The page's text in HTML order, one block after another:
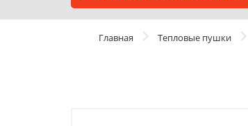
Главная Тепловые пушки